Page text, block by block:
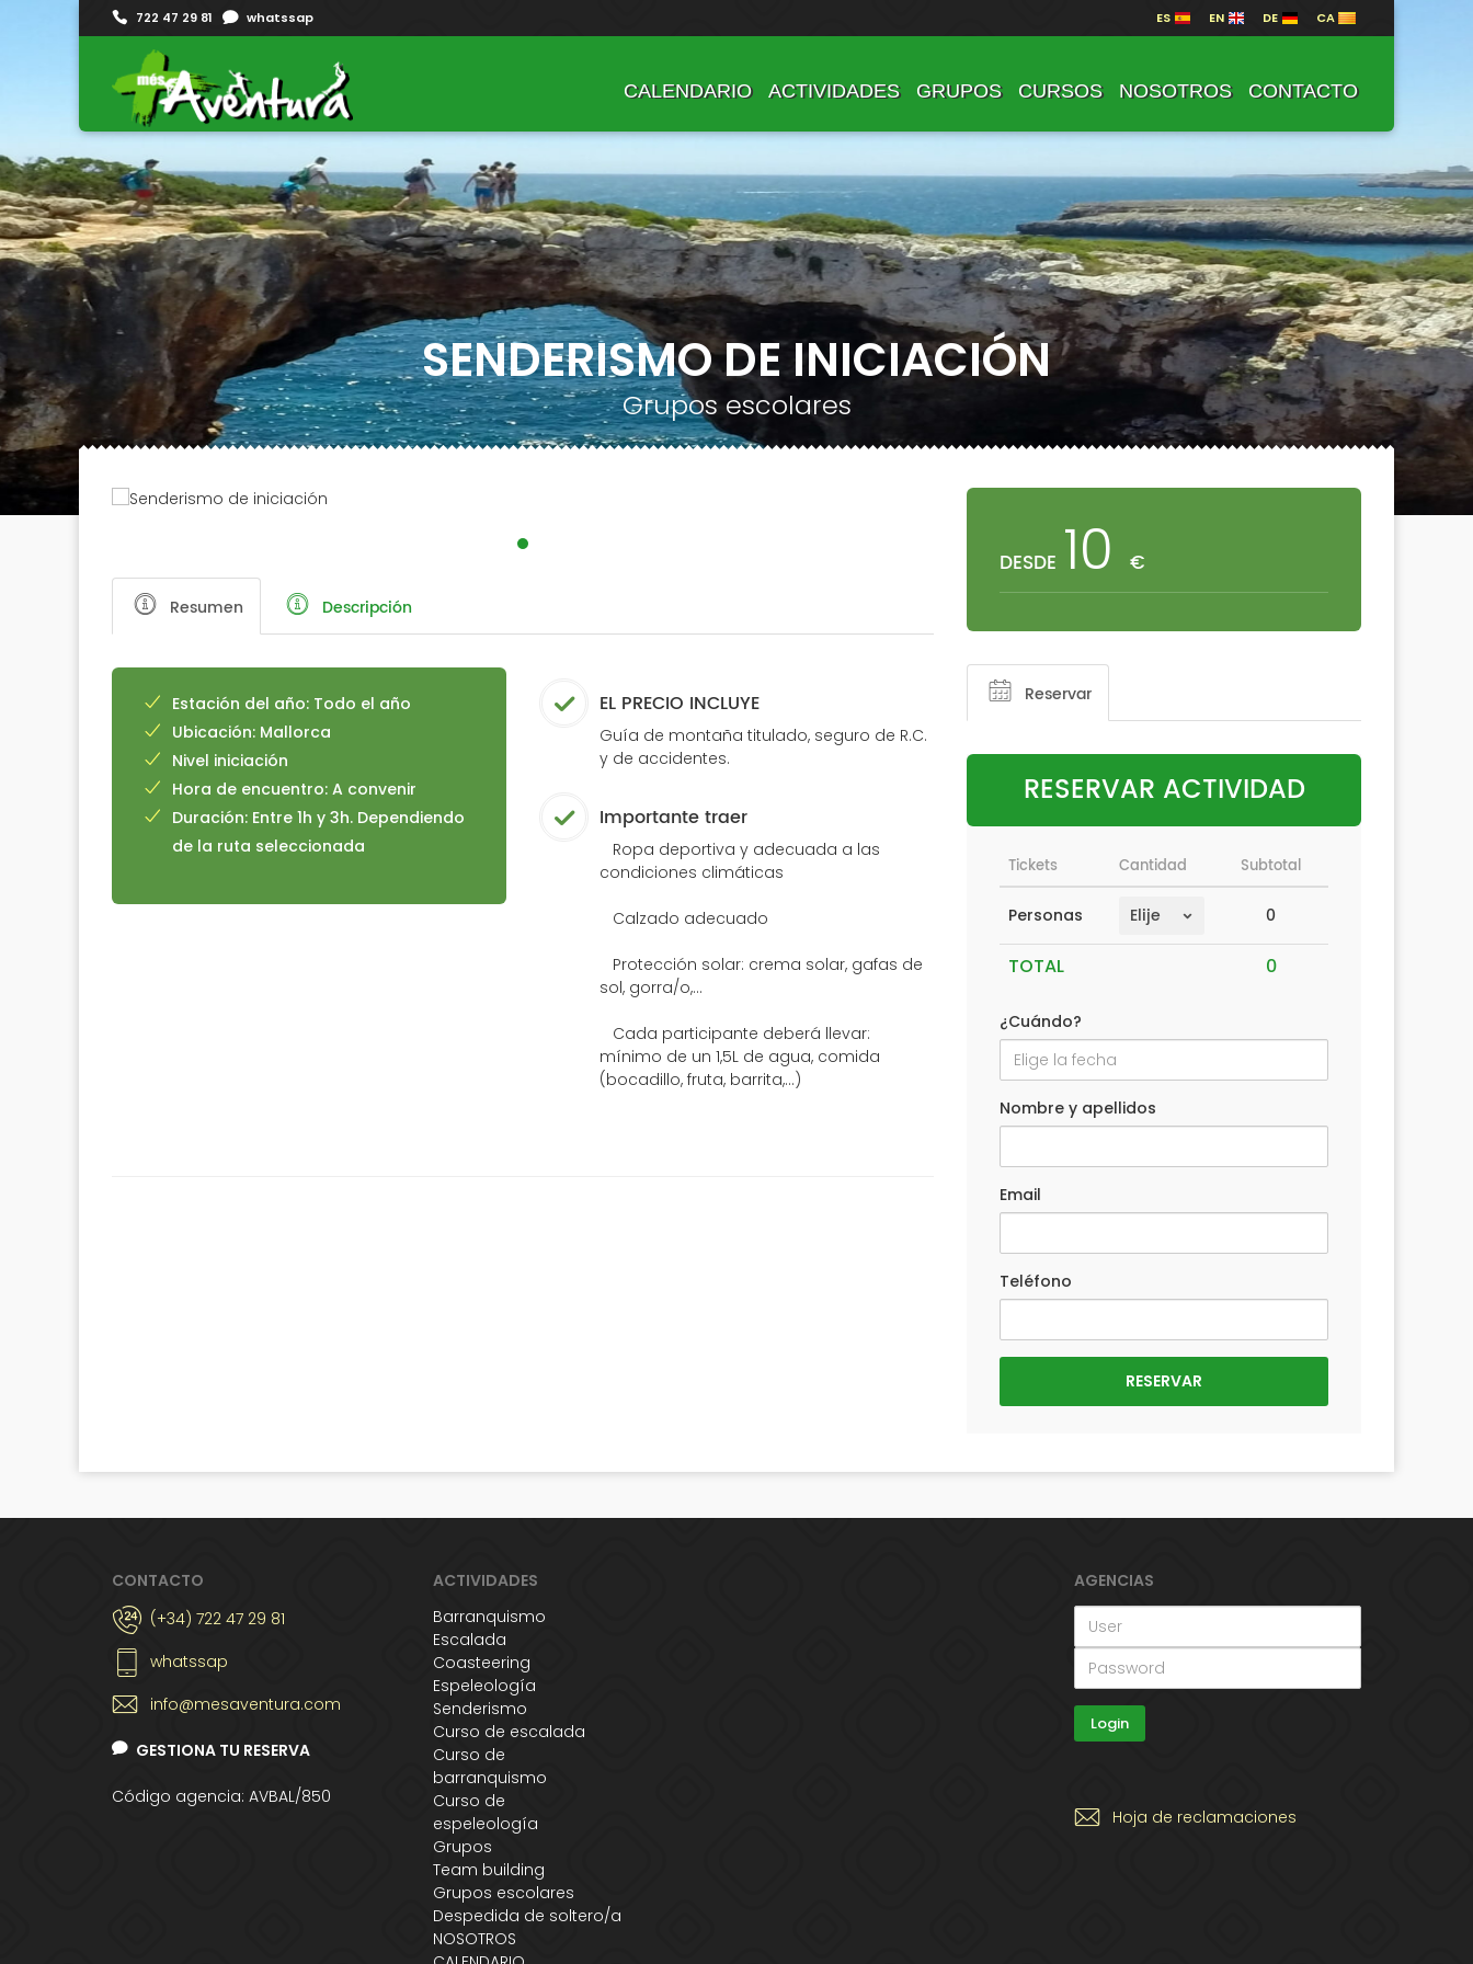
722 47 29 81 whatssap ES EN DE CA
CALENDARIO ACTIVIDADES GRUPOS CURSOS NOSOTROS CONTACTO
SENDERISMO DE INICIACIÓN
Grupos escolares
Resumen Descripción
Estación del año: Todo el año
Ubicación: Mallorca
Nivel iniciación
Hora de encuentro: A convenir
Duración: Entre 1h y 3h. Dependiendo
de la ruta seleccionada
EL PRECIO INCLUYE
Guía de montaña titulado, seguro de R.C.
y de accidentes.
Importante traer
Ropa deportiva y adecuada a las
condiciones climáticas
Calzado adecuado
Protección solar: crema solar, gafas de
sol, gorra/o,...
Cada participante deberá llevar:
mínimo de un 1,5L de agua, comida
(bocadillo, fruta, barrita,...)
DESDE 10 €
Reservar
RESERVAR ACTIVIDAD
Tickets Cantidad Subtotal
TOTAL
Personas 0
¿Cuándo?
Nombre y apellidos
Email
Teléfono
CONTACTO
(+34) 722 47 29 81
whatssap
info@mesaventura.com
GESTIONA TU RESERVA
Código agencia: AVBAL/850
ACTIVIDADES
Barranquismo
Escalada
Coasteering
Espeleología
Senderismo
Curso de escalada
Curso de
barranquismo
Curso de
espeleología
Grupos
Team building
Grupos escolares
Despedida de soltero/a
NOSOTROS
AGENCIAS
Hoja de reclamaciones